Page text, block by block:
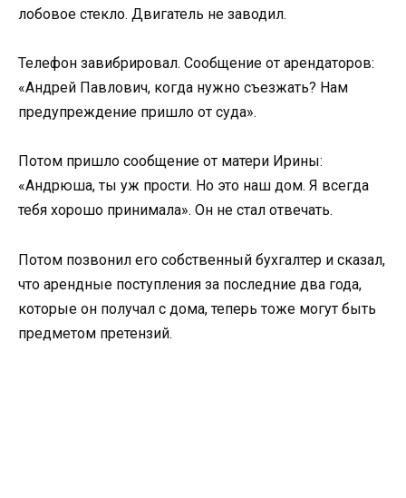
лобовое стекло. Двигатель не заводил.
Телефон завибрировал. Сообщение от арендаторов:
«Андрей Павлович, когда нужно съезжать? Нам
предупреждение пришло от суда».
Потом пришло сообщение от матери Ирины:
«Андрюша, ты уж прости. Но это наш дом. Я всегда
тебя хорошо принимала». Он не стал отвечать.
Потом позвонил его собственный бухгалтер и сказал,
что арендные поступления за последние два года,
которые он получал с дома, теперь тоже могут быть
предметом претензий.